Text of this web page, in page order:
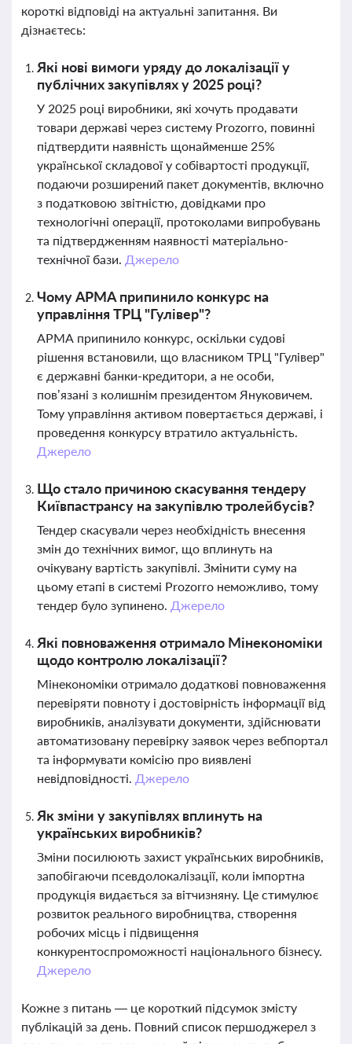
короткі відповіді на актуальні запитання. Ви
дізнаєтесь:
Які нові вимоги уряду до локалізації у
публічних закупівлях у 2025 році?
У 2025 році виробники, які хочуть продавати
товари державі через систему Prozorro, повинні
підтвердити наявність щонайменше 25%
української складової у собівартості продукції,
подаючи розширений пакет документів, включно
з податковою звітністю, довідками про
технологічні операції, протоколами випробувань
та підтвердженням наявності матеріально-
технічної бази. Джерело
Чому АРМА припинило конкурс на
управління ТРЦ "Гулівер"?
АРМА припинило конкурс, оскільки судові
рішення встановили, що власником ТРЦ "Гулівер"
є державні банки-кредитори, а не особи,
пов’язані з колишнім президентом Януковичем.
Тому управління активом повертається державі, і
проведення конкурсу втратило актуальність.
Джерело
Що стало причиною скасування тендеру
Київпастрансу на закупівлю тролейбусів?
Тендер скасували через необхідність внесення
змін до технічних вимог, що вплинуть на
очікувану вартість закупівлі. Змінити суму на
цьому етапі в системі Prozorro неможливо, тому
тендер було зупинено. Джерело
Які повноваження отримало Мінекономіки
щодо контролю локалізації?
Мінекономіки отримало додаткові повноваження
перевіряти повноту і достовірність інформації від
виробників, аналізувати документи, здійснювати
автоматизовану перевірку заявок через вебпортал
та інформувати комісію про виявлені
невідповідності. Джерело
Як зміни у закупівлях вплинуть на
українських виробників?
Зміни посилюють захист українських виробників,
запобігаючи псевдолокалізації, коли імпортна
продукція видається за вітчизняну. Це стимулює
розвиток реального виробництва, створення
робочих місць і підвищення
конкурентоспроможності національного бізнесу.
Джерело
Кожне з питань — це короткий підсумок змісту
публікацій за день. Повний список першоджерел з